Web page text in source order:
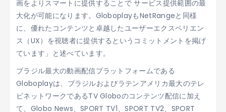
画をよりスマートに提供することで サービス提供範囲の最
大化が可能になります。GloboplayもNetRangeと同様
に、優れたコンテンツと卓越したユーザーエクスペリエン
ス（UX）を視聴者に提供するというコミットメントを掲げ
ています」と述べています。
ブラジル最大の動画配信プラットフォームである
Globoplayは、ブラジルおよびラテンアメリカ最大のテレ
ビネットワークであるTV Globoのコンテンツ配信に加え
て、Globo News、SPORT TV1、SPORT TV2、SPORT